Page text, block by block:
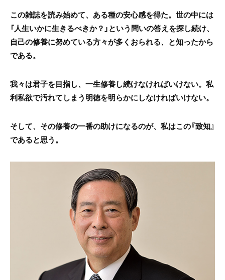
この雑誌を読み始めて、ある種の安心感を得た。世の中には
「人生いかに生きるべきか？」という問いの答えを探し続け、
自己の修養に努めている方々が多くおられる、と知ったから
である。
我々は君子を目指し、一生修養し続けなければいけない。私
利私欲で汚れてしまう明徳を明らかにしなければいけない。
そして、その修養の一番の助けになるのが、私はこの『致知』
であると思う。